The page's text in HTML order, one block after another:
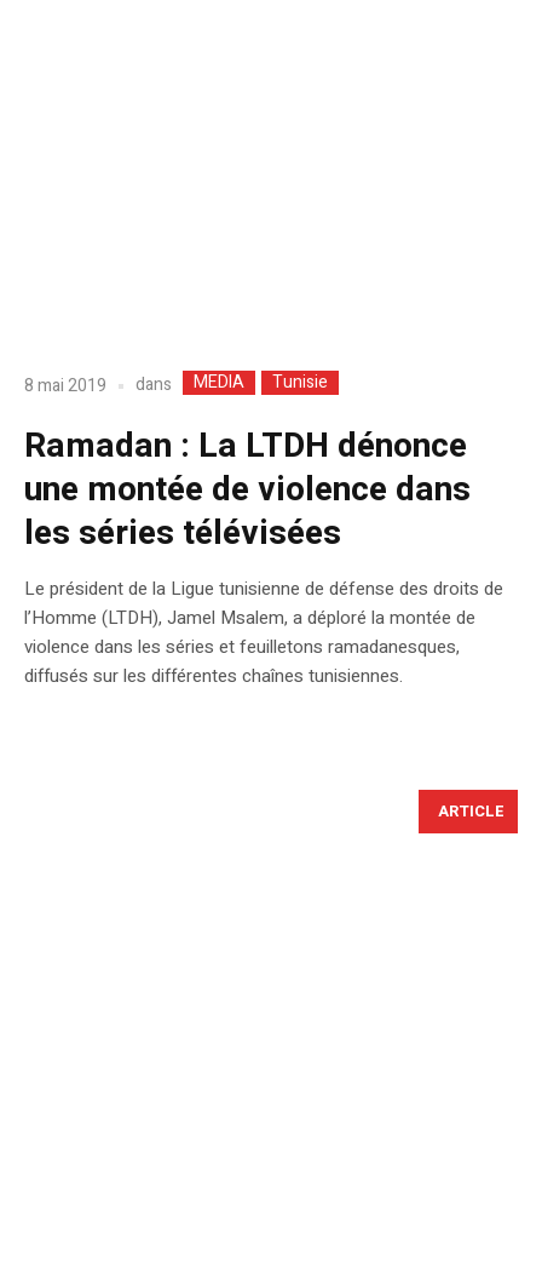
8 mai 2019 dans MEDIA Tunisie
Ramadan : La LTDH dénonce
une montée de violence dans
les séries télévisées
Le président de la Ligue tunisienne de défense des droits de
l’Homme (LTDH), Jamel Msalem, a déploré la montée de
violence dans les séries et feuilletons ramadanesques,
diffusés sur les différentes chaînes tunisiennes.
ARTICLE